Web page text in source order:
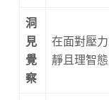
洞
見
覺
察
在面對壓
靜且理智態